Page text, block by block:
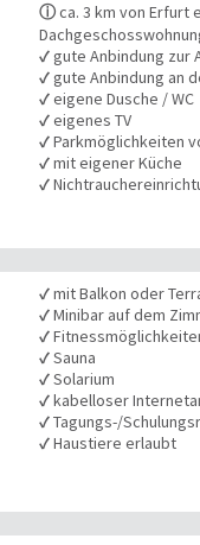
ⓘca. 3 km von Erfurt
✓gute Anbindung zur
✓gute Anbindung an
✓eigene Dusche / WC
✓eigenes TV
✓Parkmöglichkeiten
✓mit eigener Küche
✓
✓mit Balkon oder
✓Minibar auf dem
✓
✓Sauna
✓Solarium
✓kabelloser
✓Tagungs-/
✓Haustiere erlaubt